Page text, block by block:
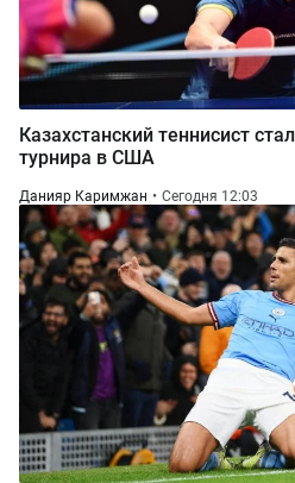
Казахстанский теннисист
турнира в США
Данияр Каримжан Сегодня 12:03